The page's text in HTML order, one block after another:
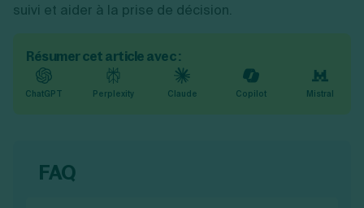
suivi et aider à la prise de décision.
Résumer cet article avec :
ChatGPT Perplexity Claude Copilot Mistral
FAQ